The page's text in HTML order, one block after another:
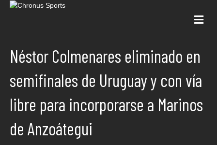
Néstor Colmenares eliminado en
semifinales de Uruguay y con vía
libre para incorporarse a Marinos
de Anzoátegui